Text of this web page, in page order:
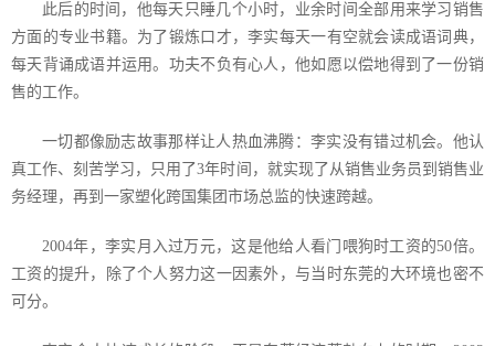
此后的时间，他每天只睡几个小时，业余时间全部用来学习销售
方面的专业书籍。为了锻炼口才，李实每天一有空就会读成语词典，
每天背诵成语并运用。功夫不负有心人，他如愿以偿地得到了一份销
售的工作。
一切都像励志故事那样让人热血沸腾：李实没有错过机会。他认
真工作、刻苦学习，只用了3年时间，就实现了从销售业务员到销售业
务经理，再到一家塑化跨国集团市场总监的快速跨越。
2004年，李实月入过万元，这是他给人看门喂狗时工资的50倍。
工资的提升，除了个人努力这一因素外，与当时东莞的大环境也密不
可分。